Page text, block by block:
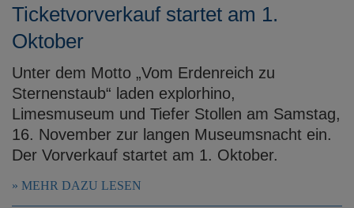
Ticketvorverkauf startet am 1.
Oktober
Unter dem Motto „Vom Erdenreich zu
Sternenstaub“ laden explorhino,
Limesmuseum und Tiefer Stollen am Samstag,
16. November zur langen Museumsnacht ein.
Der Vorverkauf startet am 1. Oktober.
MEHR DAZU LESEN